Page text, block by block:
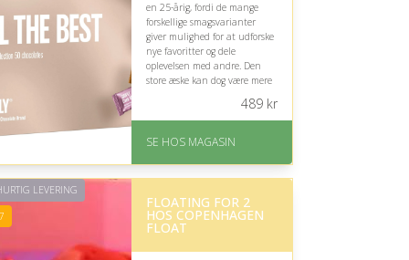
en 25-årig, fordi de mange
forskellige smagsvarianter
giver mulighed for at udforske
nye favoritter og dele
oplevelsen med andre. Den
store æske kan dog være mere
På lager
489kr
SE HOS MAGASIN
LEVERING
FLOATING FOR 2
HOS COPENHAGEN
FLOAT